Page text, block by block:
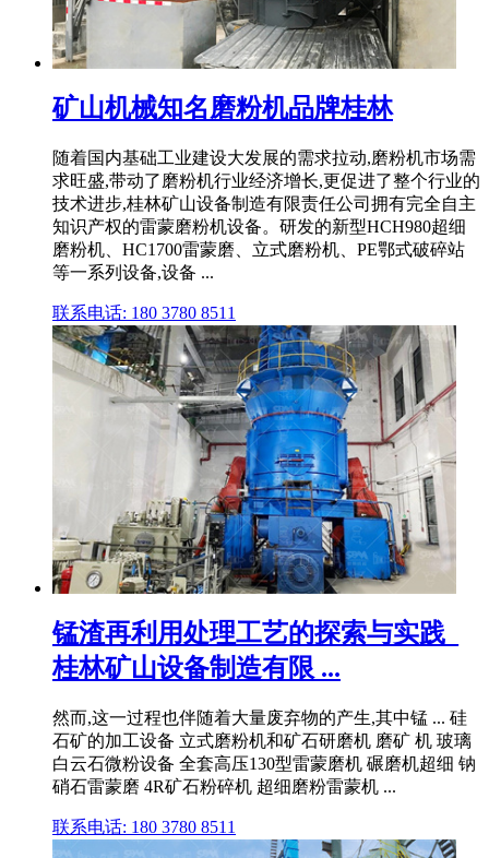
矿山机械知名磨粉机品牌桂林
随着国内基础工业建设大发展的需求拉动,磨粉机市场需
求旺盛,带动了磨粉机行业经济增长,更促进了整个行业的
技术进步,桂林矿山设备制造有限责任公司拥有完全自主
知识产权的雷蒙磨粉机设备。研发的新型HCH980超细
磨粉机、HC1700雷蒙磨、立式磨粉机、PE鄂式破碎站
等一系列设备,设备 ...
联系电话: 180 3780 8511
锰渣再利用处理工艺的探索与实践_
桂林矿山设备制造有限 ...
然而,这一过程也伴随着大量废弃物的产生,其中锰 ... 硅
石矿的加工设备 立式磨粉机和矿石研磨机 磨矿 机 玻璃
白云石微粉设备 全套高压130型雷蒙磨机 碾磨机超细 钠
硝石雷蒙磨 4R矿石粉碎机 超细磨粉雷蒙机 ...
联系电话: 180 3780 8511